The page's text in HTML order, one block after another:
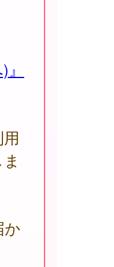
か